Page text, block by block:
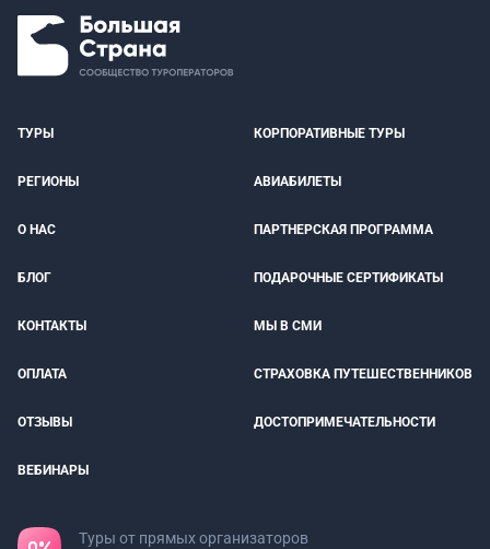
ТУРЫ КОРПОРАТИВНЫЕ ТУРЫ
РЕГИОНЫ АВИАБИЛЕТЫ
О НАС ПАРТНЕРСКАЯ ПРОГРАММА
БЛОГ ПОДАРОЧНЫЕ СЕРТИФИКАТЫ
КОНТАКТЫ МЫ В СМИ
ОПЛАТА СТРАХОВКА ПУТЕШЕСТВЕННИКОВ
ОТЗЫВЫ ДОСТОПРИМЕЧАТЕЛЬНОСТИ
ВЕБИНАРЫ
Туры от прямых организаторов